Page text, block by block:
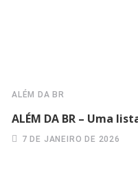
ALÉM DA BR
ALÉM DA BR – Uma
7 DE JANEIRO DE 2026